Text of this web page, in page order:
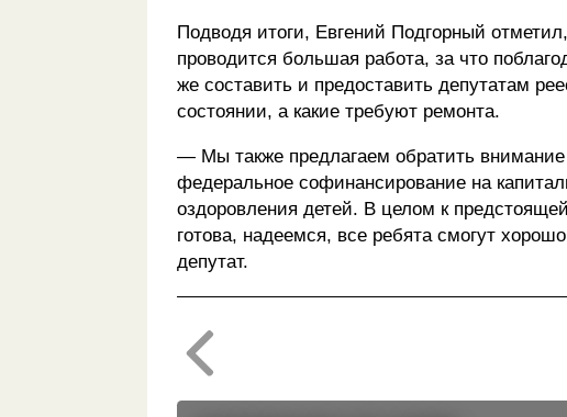
Подводя итоги, Евгений Подгорный
проводится большая работа, за что
же составить и предоставить депутатам
состоянии, а какие требуют ремонта.
— Мы также предлагаем обратить
федеральное софинансирование на
оздоровления детей. В целом к
готова, надеемся, все ребята смогут
депутат.